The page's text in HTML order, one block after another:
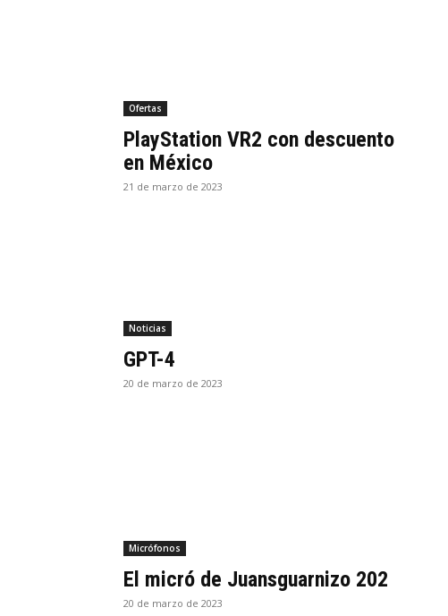
Ofertas
PlayStation VR2 con descuento
en México
21 de marzo de 2023
Noticias
GPT-4
20 de marzo de 2023
Micrófonos
El micró de Juansguarnizo 202
20 de marzo de 2023